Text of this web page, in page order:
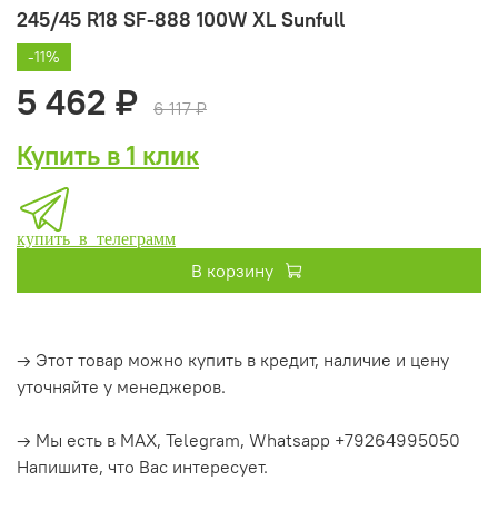
245/45 R18 SF-888 100W XL Sunfull
-11%
5 462 ₽ 6 117 ₽
Купить в 1 клик
купить в телеграмм
В корзину
→ Этот товар можно купить в кредит, наличие и цену
уточняйте у менеджеров.
→ Мы есть в MAX, Telegram, Whatsapp +79264995050
Напишите, что Вас интересует.